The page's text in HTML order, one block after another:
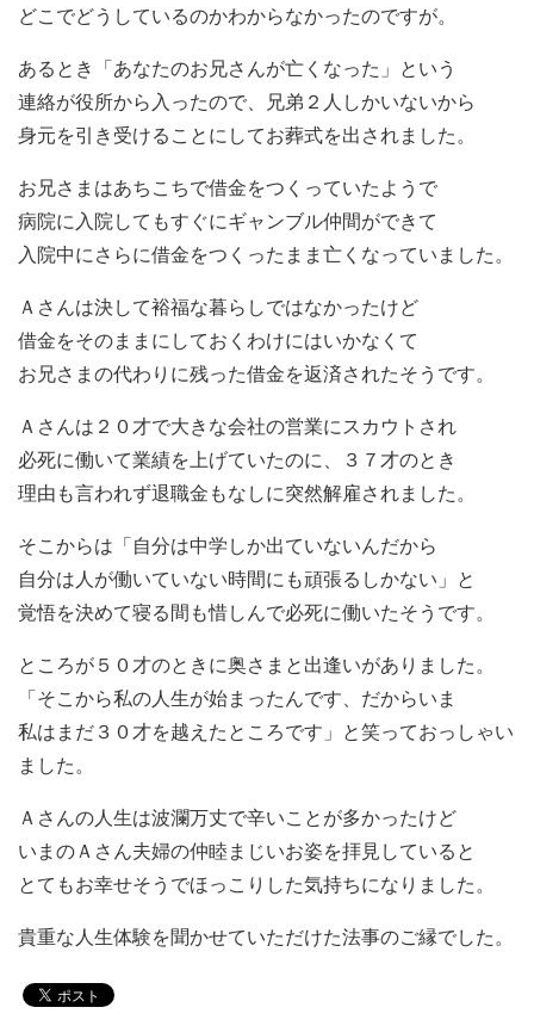
どこでどうしているのかわからなかったのですが。
あるとき「あなたのお兄さんが亡くなった」という
連絡が役所から入ったので、兄弟２人しかいないから
身元を引き受けることにしてお葬式を出されました。
お兄さまはあちこちで借金をつくっていたようで
病院に入院してもすぐにギャンブル仲間ができて
入院中にさらに借金をつくったまま亡くなっていました。
Ａさんは決して裕福な暮らしではなかったけど
借金をそのままにしておくわけにはいかなくて
お兄さまの代わりに残った借金を返済されたそうです。
Ａさんは２０才で大きな会社の営業にスカウトされ
必死に働いて業績を上げていたのに、３７才のとき
理由も言われず退職金もなしに突然解雇されました。
そこからは「自分は中学しか出ていないんだから
自分は人が働いていない時間にも頑張るしかない」と
覚悟を決めて寝る間も惜しんで必死に働いたそうです。
ところが５０才のときに奥さまと出逢いがありました。
「そこから私の人生が始まったんです、だからいま
私はまだ３０才を越えたところです」と笑っておっしゃい
ました。
Ａさんの人生は波瀾万丈で辛いことが多かったけど
いまのＡさん夫婦の仲睦まじいお姿を拝見していると
とてもお幸せそうでほっこりした気持ちになりました。
貴重な人生体験を聞かせていただけた法事のご縁でした。